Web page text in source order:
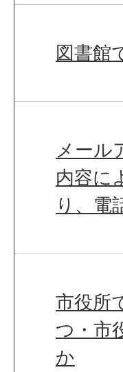
図書館
メール
内容に
り、電
市役所
つ・市
か